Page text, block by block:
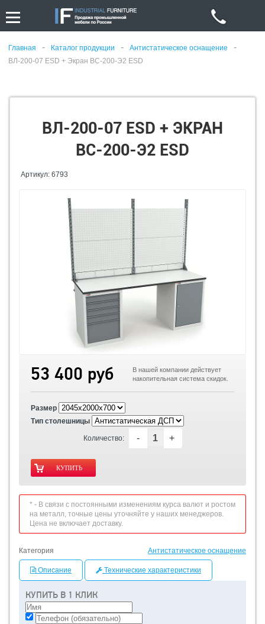
Главная - Каталог продукции - Антистатическое оснащение -
ВЛ-200-07 ESD + Экран ВС-200-Э2 ESD
ВЛ-200-07 ESD + ЭКРАН
ВС-200-Э2 ESD
Артикул: 6793
КУПИТЬ В 1 КЛИК
53 400 руб
В нашей компании действует
накопительная система скидок.
Размер
Тип столешницы
Количество: - +
* - В связи с постоянными изменениям курса валют и ростом
на металл, точные цены уточняйте у наших менеджеров.
Цена не включает доставку.
Категория Антистатическое оснащение
Описание Технические характеристики